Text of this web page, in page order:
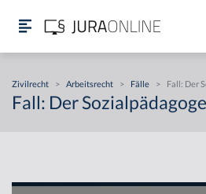
Zivilrecht > Arbeitsrecht > Fälle > Fall: Der
Fall: Der Sozialpädagoge